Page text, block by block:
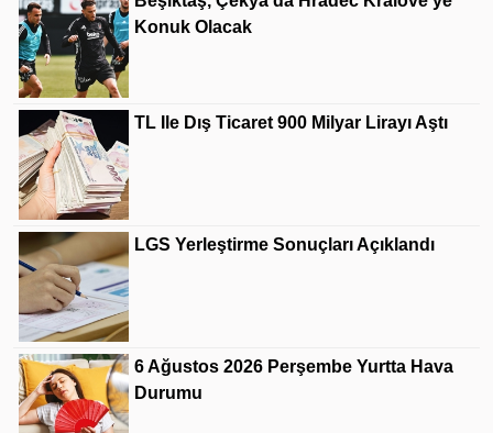
Konuk Olacak
TL Ile Dış Ticaret 900 Milyar Lirayı Aştı
LGS Yerleştirme Sonuçları Açıklandı
6 Ağustos 2026 Perşembe Yurtta Hava
Durumu